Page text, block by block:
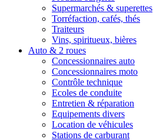
Supermarchés & superettes
Torréfaction, cafés, thés
Traiteurs
Vins, spiritueux, bières
Auto & 2 roues
Concessionnaires auto
Concessionnaires moto
Contrôle technique
Ecoles de conduite
Entretien & réparation
Equipements divers
Location de véhicules
Stations de carburant